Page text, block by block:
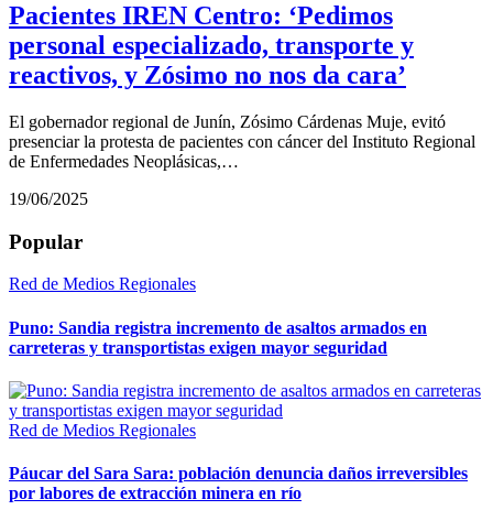
Pacientes IREN Centro: ‘Pedimos
personal especializado, transporte y
reactivos, y Zósimo no nos da cara’
El gobernador regional de Junín, Zósimo Cárdenas Muje, evitó
presenciar la protesta de pacientes con cáncer del Instituto Regional
de Enfermedades Neoplásicas,…
19/06/2025
Popular
Red de Medios Regionales
Puno: Sandia registra incremento de asaltos armados en
carreteras y transportistas exigen mayor seguridad
Red de Medios Regionales
Páucar del Sara Sara: población denuncia daños irreversibles
por labores de extracción minera en río